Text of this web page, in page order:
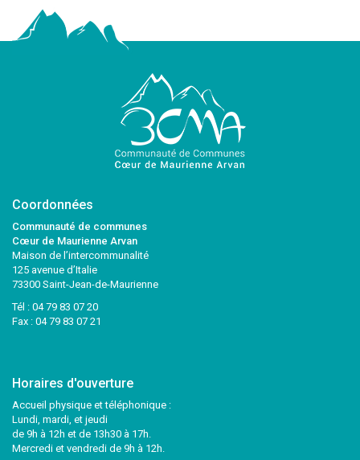
Coordonnées
Communauté de communes
Cœur de Maurienne Arvan
Maison de l’intercommunalité
125 avenue d’Italie
73300 Saint-Jean-de-Maurienne
Tél : 04 79 83 07 20
Fax : 04 79 83 07 21
Horaires d'ouverture
Accueil physique et téléphonique :
Lundi, mardi, et jeudi
de 9h à 12h et de 13h30 à 17h.
Mercredi et vendredi de 9h à 12h.